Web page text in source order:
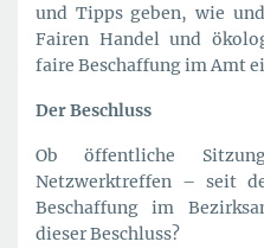
und Tipps geben, wie
Fairen Handel und
faire Beschaffung im Amt
Der Beschluss
Ob öffentliche
Netzwerktreffen – seit
Beschaffung im
dieser Beschluss?